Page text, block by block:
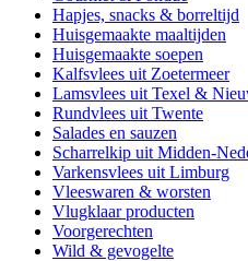
worden
op
de
productpagina
Hapjes, snacks & borreltijd
Huisgemaakte maaltijden
Huisgemaakte soepen
Kalfsvlees uit Zoetermeer
Lamsvlees uit Texel &
Rundvlees uit Twente
Salades en sauzen
Scharrelkip uit Midden-
Varkensvlees uit Limburg
Vleeswaren & worsten
Vlugklaar producten
Voorgerechten
Wild & gevogelte